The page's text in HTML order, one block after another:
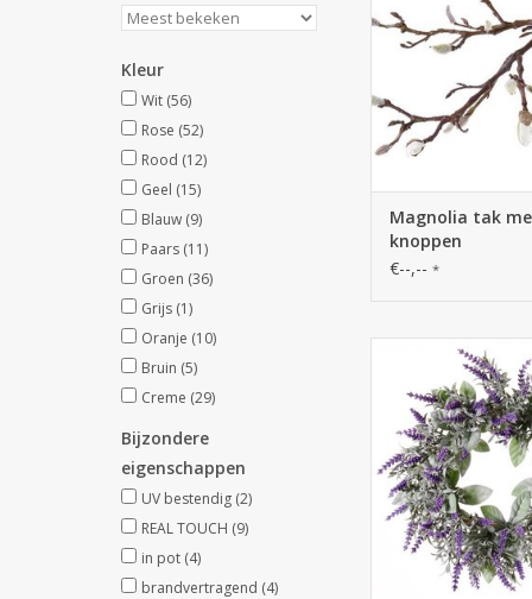
Kleur
Wit (56)
Rose (52)
Rood (12)
Geel (15)
Blauw (9)
Paars (11)
Groen (36)
Grijs (1)
Oranje (10)
Bruin (5)
Creme (29)
Bijzondere
eigenschappen
UV bestendig (2)
REAL TOUCH (9)
in pot (4)
brandvertragend (4)
Magnolia tak
knoppen
€--,-- *
186060NA -
(lavendula) Ø15cm
x69flrs,